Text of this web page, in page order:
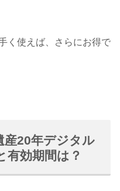
く使えば、さらにお得で
産20年デジタル
有効期間は？